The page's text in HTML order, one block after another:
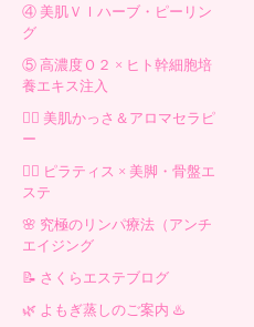
④ 美肌ＶＩハーブ・ピーリン
グ
⑤ 高濃度Ｏ２ × ヒト幹細胞培
養エキス注入
💆‍♀️ 美肌かっさ＆アロマセラピ
ー
🧘‍♀️ ピラティス × 美脚・骨盤エ
ステ
🌸 究極のリンパ療法（アンチ
エイジング
📝 さくらエステブログ
🌿 よもぎ蒸しのご案内 ♨️